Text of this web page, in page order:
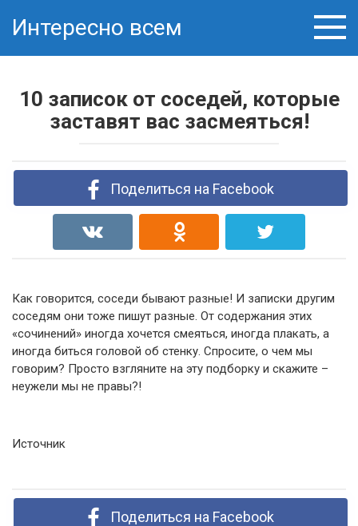
Интересно всем
10 записок от соседей, которые
заставят вас засмеяться!
Поделиться на Facebook
Как говорится, соседи бывают разные! И записки другим
соседям они тоже пишут разные. От содержания этих
«сочинений» иногда хочется смеяться, иногда плакать, а
иногда биться головой об стенку. Спросите, о чем мы
говорим? Просто взгляните на эту подборку и скажите –
неужели мы не правы?!
Источник
Поделиться на Facebook